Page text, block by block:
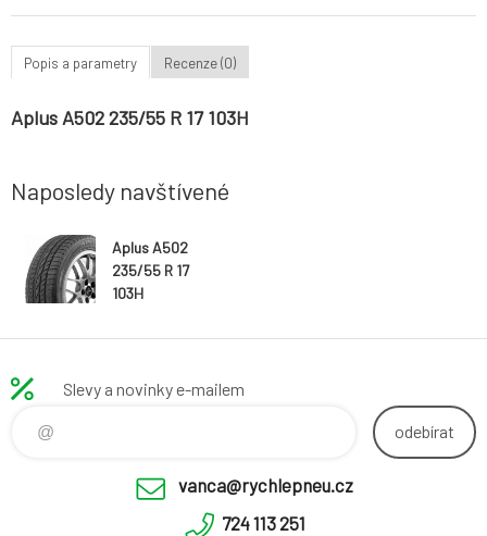
Popis a parametry Recenze (0)
Aplus A502 235/55 R 17 103H
Naposledy navštívené
Aplus A502
235/55 R 17
103H
Slevy a novinky e-mailem
odebírat
vanca@rychlepneu.cz
724 113 251